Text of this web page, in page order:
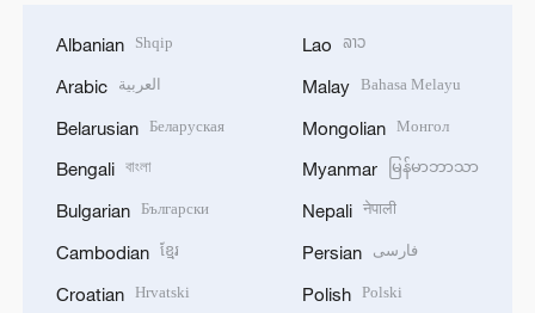
Albanian Shqip
Arabic العربية
Belarusian Беларуская
Bengali বাংলা
Bulgarian Български
Cambodian ខ្មែរ
Croatian Hrvatski
Lao ລາວ
Malay Bahasa Melayu
Mongolian Монгол
Myanmar မြန်မာဘာသာ
Nepali नेपाली
Persian فارسی
Polish Polski